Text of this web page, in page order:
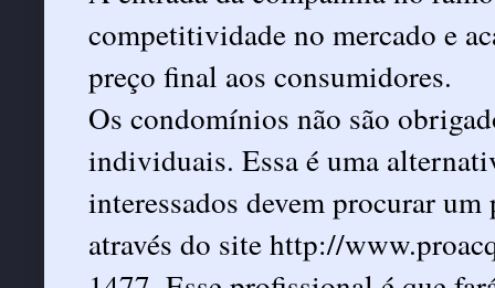
competitividade no mercado e
preço final aos consumidores.
Os condomínios não são
individuais. Essa é uma
interessados devem procurar
através do sitehttp://